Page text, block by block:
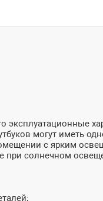
могут иметь
с ярким
при солнечном